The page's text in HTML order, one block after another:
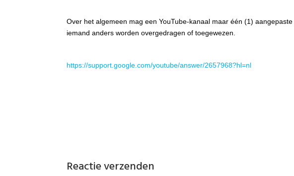
Over het algemeen mag een YouTube-kanaal maar één (1)
iemand anders worden overgedragen of toegewezen.
https://support.google.com/youtube/answer/2657968?hl=nl
Reactie verzenden